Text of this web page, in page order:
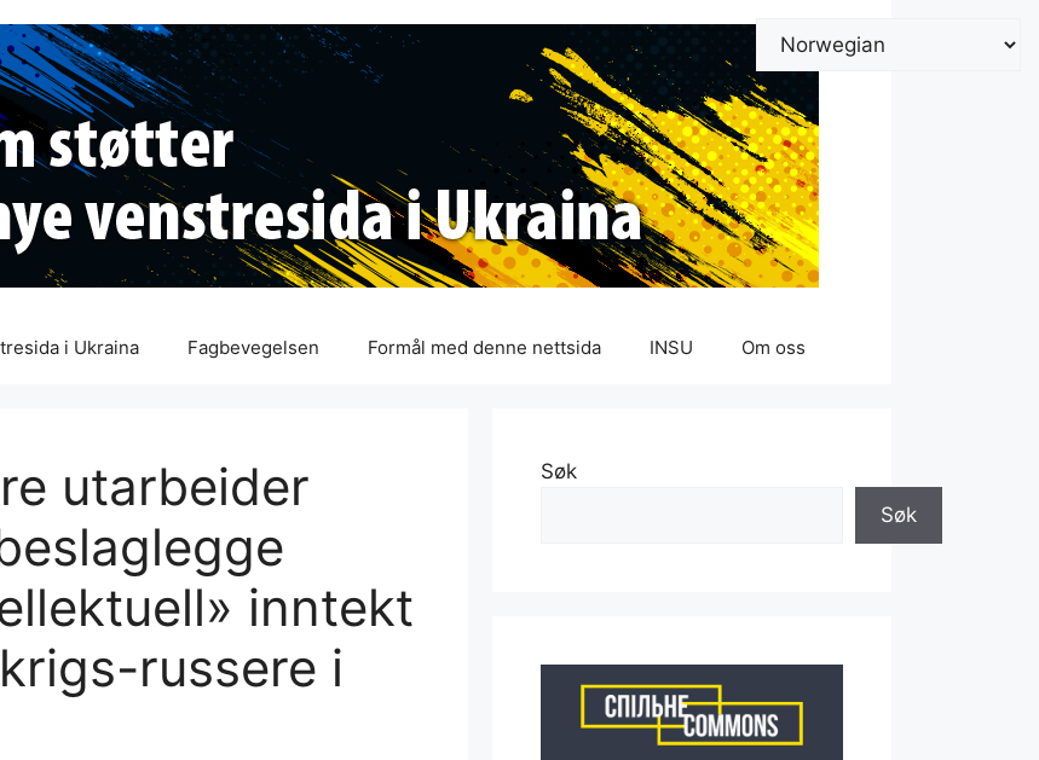
i Ukraina Fagbevegelsen Formål med denne nettsida INSU Om oss
utarbeider
inntekt
russere i
Søk
Søk